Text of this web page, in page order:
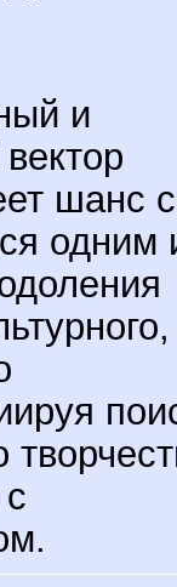
и
шанс
одним